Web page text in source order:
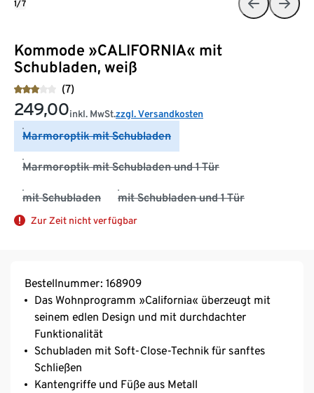
Kommode »CALIFORNIA« mit
Schubladen, weiß
(7)
249,00inkl. MwSt.zzgl. Versandkosten
Marmoroptik mit Schubladen
Marmoroptik mit Schubladen und 1 Tür
mit Schubladen mit Schubladen und 1 Tür
Zur Zeit nicht verfügbar
1/7
Bestellnummer: 168909
Das Wohnprogramm »California« überzeugt mit
seinem edlen Design und mit durchdachter
Funktionalität
Schubladen mit Soft-Close-Technik für sanftes
Schließen
Kantengriffe und Füße aus Metall